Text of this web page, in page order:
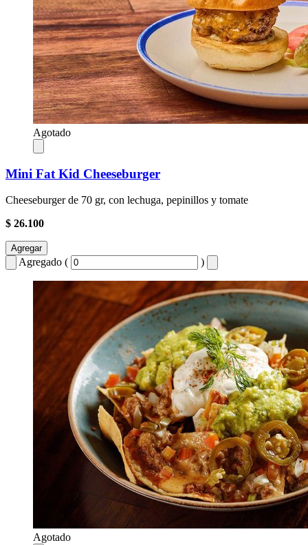
Agotado
Mini Fat Kid Cheeseburger
Cheeseburger de 70 gr, con lechuga, pepinillos y tomate
$ 26.100
Agregar
Agregado ( )
Agotado